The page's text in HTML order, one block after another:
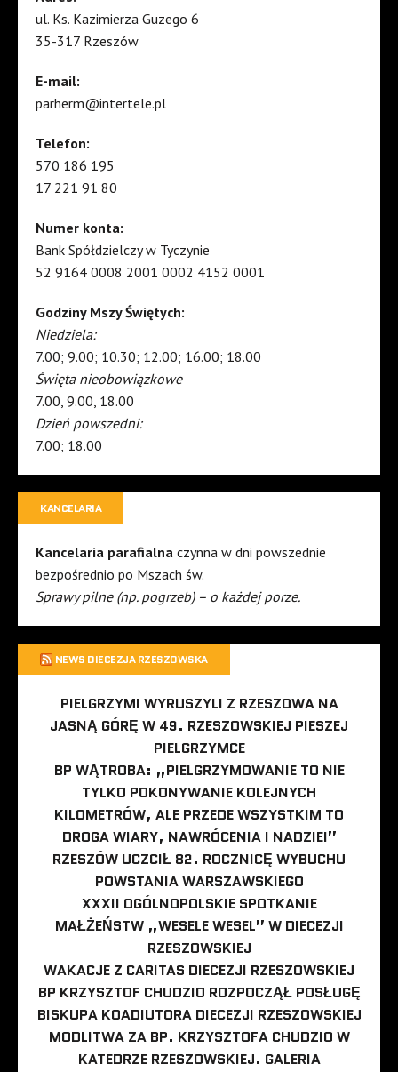
ul. Ks. Kazimierza Guzego 6
35-317 Rzeszów
E-mail:
parherm@intertele.pl
Telefon:
570 186 195
17 221 91 80
Numer konta:
Bank Spółdzielczy w Tyczynie
52 9164 0008 2001 0002 4152 0001
Godziny Mszy Świętych:
Niedziela:
7.00; 9.00; 10.30; 12.00; 16.00; 18.00
Święta nieobowiązkowe
7.00, 9.00, 18.00
Dzień powszedni:
7.00; 18.00
KANCELARIA
Kancelaria parafialna czynna w dni powszednie
bezpośrednio po Mszach św.
Sprawy pilne (np. pogrzeb) – o każdej porze.
NEWS DIECEZJA RZESZOWSKA
PIELGRZYMI WYRUSZYLI Z RZESZOWA NA
JASNĄ GÓRĘ W 49. RZESZOWSKIEJ PIESZEJ
PIELGRZYMCE
BP WĄTROBA: „PIELGRZYMOWANIE TO NIE
TYLKO POKONYWANIE KOLEJNYCH
KILOMETRÓW, ALE PRZEDE WSZYSTKIM TO
DROGA WIARY, NAWRÓCENIA I NADZIEI”
RZESZÓW UCZCIŁ 82. ROCZNICĘ WYBUCHU
POWSTANIA WARSZAWSKIEGO
XXXII OGÓLNOPOLSKIE SPOTKANIE
MAŁŻEŃSTW „WESELE WESEL” W DIECEZJI
RZESZOWSKIEJ
WAKACJE Z CARITAS DIECEZJI RZESZOWSKIEJ
BP KRZYSZTOF CHUDZIO ROZPOCZĄŁ POSŁUGĘ
BISKUPA KOADIUTORA DIECEZJI RZESZOWSKIEJ
MODLITWA ZA BP. KRZYSZTOFA CHUDZIO W
KATEDRZE RZESZOWSKIEJ. GALERIA